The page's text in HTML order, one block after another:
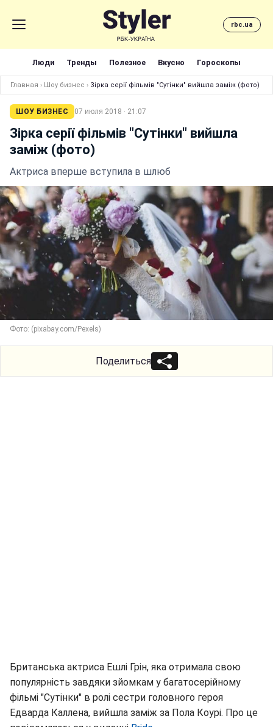
rbc.ua
Люди Тренды Полезное Вкусно Гороскопы
Главная › Шоу бизнес › Зірка серії фільмів "Сутінки" вийшла заміж (фото)
ШОУ БИЗНЕС 07 июля 2018 · 21:07
Зірка серії фільмів "Сутінки" вийшла
заміж (фото)
Актриса вперше вступила в шлюб
Фото: (pixabay.com/Pexels)
Поделиться
Британська актриса Ешлі Грін, яка отримала свою
популярність завдяки зйомкам у багатосерійному
фільмі "Сутінки" в ролі сестри головного героя
Едварда Каллена, вийшла заміж за Пола Коурі. Про це